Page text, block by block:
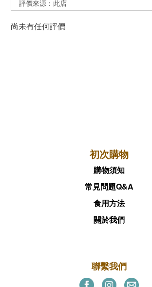
尚未有任何評價
初次購物
購物須知
常見問題Q&A
食用方法
關於我們
聯繫我們